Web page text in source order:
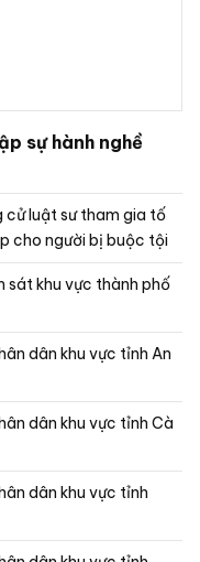
sự hành nghề
cử luật sư tham gia tố
cho người bị buộc tội
sát khu vực thành phố
khu vực tỉnh An
dân khu vực tỉnh Cà
dân khu vực tỉnh
dân khu vực tỉnh